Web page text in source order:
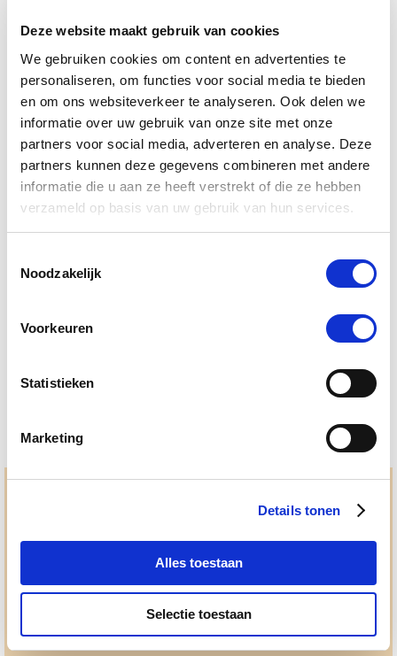
Deze website maakt gebruik van cookies
We gebruiken cookies om content en advertenties te
personaliseren, om functies voor social media te bieden
en om ons websiteverkeer te analyseren. Ook delen we
informatie over uw gebruik van onze site met onze
partners voor social media, adverteren en analyse. Deze
partners kunnen deze gegevens combineren met andere
informatie die u aan ze heeft verstrekt of die ze hebben
verzameld op basis van uw gebruik van hun services.
Noodzakelijk
Voorkeuren
Statistieken
Marketing
Details tonen
Alles toestaan
Selectie toestaan
allemaal voor doen. Bij De Paardendrogist worden we
gedreven door onze visie: het leveren van producten van
"ouderwetse" service. Wij helpen je graag, doen wat wij
beloven en rusten pas als jij tevreden bent; dat menen we en